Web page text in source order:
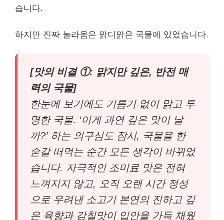
습니다.
하지만 진짜 놀라움은 맑디맑은 국물에 있었습니다.
[맛의 비결 ①: 맑지만 깊은, 반전 매
력의 국물]
한눈에 보기에도 기름기 없이 맑고 투
명한 국물. ‘이게 과연 깊은 맛이 날
까?’ 하는 의구심도 잠시, 국물을 한
숟갈 떠먹는 순간 모든 생각이 바뀌었
습니다. 자극적인 조미료 맛은 전혀
느껴지지 않고, 오직 오랜 시간 정성
으로 우려낸 소고기 본연의 진하고 깊
은 육향과 감칠맛이 입안을 가득 채웠